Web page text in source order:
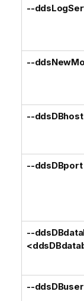
--
--
--
--
--
--